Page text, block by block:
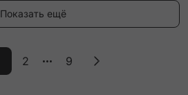
Показать ещё
2 9